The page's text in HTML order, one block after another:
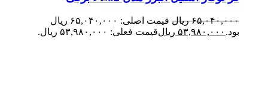
۶۵,۰۴۰,۰۰۰ ریال
قیمت اصلی: ۶۵,۰۴۰,۰۰۰ ریال
بود. ۵۳,۹۸۰,۰۰۰ ریالقیمت فعلی: ۵۳,۹۸۰,۰۰۰ ریال.